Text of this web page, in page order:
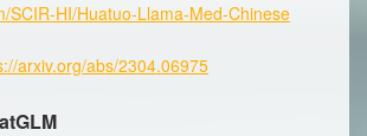
SCIR-HI/Huatuo-Llama-Med-Chinese
arxiv.org/abs/2304.06975